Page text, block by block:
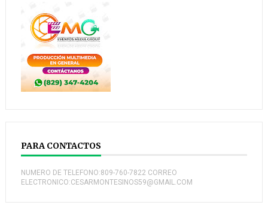
PARA CONTACTOS
NUMERO DE TELEFONO:809-760-7822 CORREO
ELECTRONICO:CESARMONTESINOS59@GMAIL.COM